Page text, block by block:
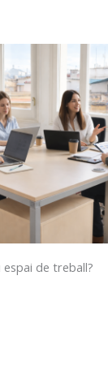
espai de treball?